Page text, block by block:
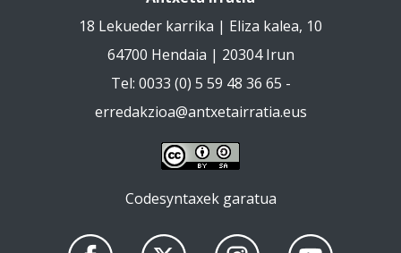
18 Lekueder karrika | Eliza kalea, 10
64700 Hendaia | 20304 Irun
Tel: 0033 (0) 5 59 48 36 65 -
erredakzioa@antxetairratia.eus
Codesyntaxek garatua